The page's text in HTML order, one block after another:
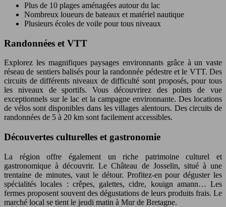
Plus de 10 plages aménagées autour du lac
Nombreux loueurs de bateaux et matériel nautique
Plusieurs écoles de voile pour tous niveaux
Randonnées et VTT
Explorez les magnifiques paysages environnants grâce à un vaste
réseau de sentiers balisés pour la randonnée pédestre et le VTT. Des
circuits de différents niveaux de difficulté sont proposés, pour tous
les niveaux de sportifs. Vous découvrirez des points de vue
exceptionnels sur le lac et la campagne environnante. Des locations
de vélos sont disponibles dans les villages alentours. Des circuits de
randonnées de 5 à 20 km sont facilement accessibles.
Découvertes culturelles et gastronomie
La région offre également un riche patrimoine culturel et
gastronomique à découvrir. Le Château de Josselin, situé à une
trentaine de minutes, vaut le détour. Profitez-en pour déguster les
spécialités locales : crêpes, galettes, cidre, kouign amann… Les
fermes proposent souvent des dégustations de leurs produits frais. Le
marché local se tient le jeudi matin à Mur de Bretagne.